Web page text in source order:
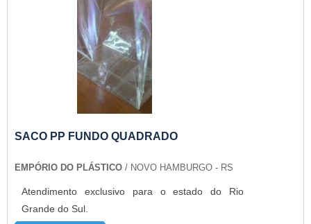
SACO PP FUNDO QUADRADO
EMPÓRIO DO PLÁSTICO / NOVO HAMBURGO - RS
Atendimento exclusivo para o estado do Rio
Grande do Sul.